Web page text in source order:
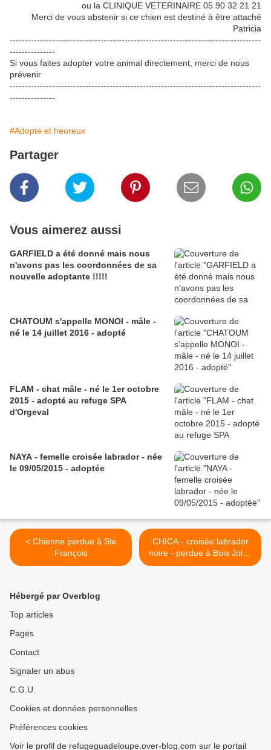
ou la CLINIQUE VETERINAIRE 05 90 32 21 21
Merci de vous abstenir si ce chien est destiné à être attaché
Patricia
-----------------------------------------------------------------------------------
---------------
Si vous faites adopter votre animal directement, merci de nous
prévenir
-----------------------------------------------------------------------------------
---------------
#Adopté et heureux
Partager
Vous aimerez aussi
GARFIELD a été donné mais nous
n'avons pas les coordonnées de sa
nouvelle adoptante !!!!!
CHATOUM s'appelle MONOI - mâle -
né le 14 juillet 2016 - adopté
FLAM - chat mâle - né le 1er octobre
2015 - adopté au refuge SPA
d'Orgeval
NAYA - femelle croisée labrador - née
le 09/05/2015 - adoptée
< Chienne perdue à Ste
François
CHICA - croisée labrador
noire - perdue à Bois Jolan
>
Hébergé par Overblog
Top articles
Pages
Contact
Signaler un abus
C.G.U.
Cookies et données personnelles
Préférences cookies
Voir le profil de refugeguadeloupe.over-blog.com sur le portail